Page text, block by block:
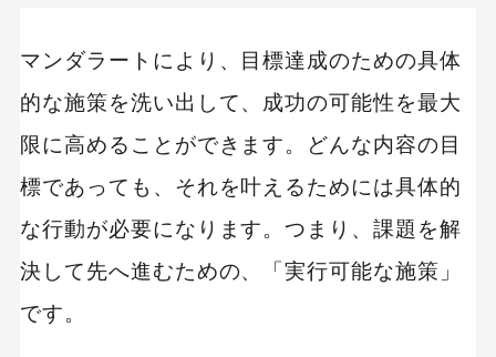
マンダラートにより、目標達成のための具体
的な施策を洗い出して、成功の可能性を最大
限に高めることができます。どんな内容の目
標であっても、それを叶えるためには具体的
な行動が必要になります。つまり、課題を解
決して先へ進むための、「実行可能な施策」
です。